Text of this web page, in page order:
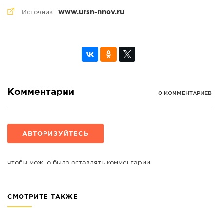
Источник: www.ursn-nnov.ru
Комментарии 0 КОММЕНТАРИЕВ
АВТОРИЗУЙТЕСЬ
чтобы можно было оставлять комментарии
СМОТРИТЕ ТАКЖЕ